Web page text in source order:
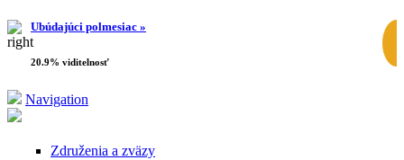
Ubúdajúci polmesiac »
20.9% viditelnosť
Navigation
Združenia a zväzy